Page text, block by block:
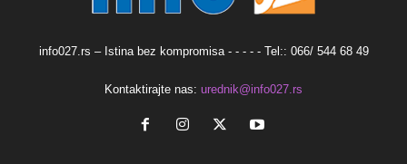
info027.rs – Istina bez kompromisa - - - - - Tel:: 066/ 544 68 49
Kontaktirajte nas: urednik@info027.rs